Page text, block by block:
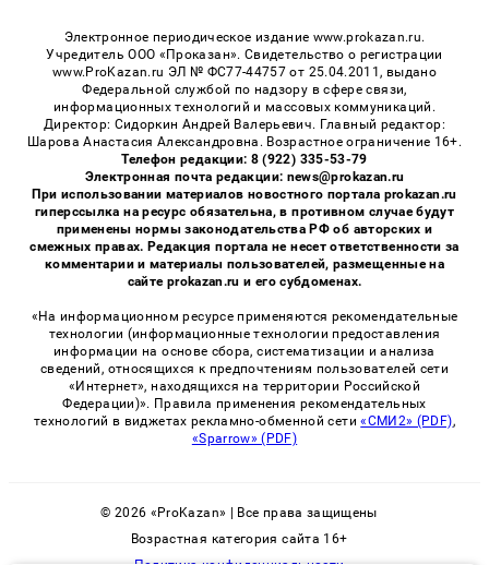
Электронное периодическое издание www.prokazan.ru.
Учредитель ООО «Проказан». Cвидетельство о регистрации
www.ProKazan.ru ЭЛ № ФС77-44757 от 25.04.2011, выдано
Федеральной службой по надзору в сфере связи,
информационных технологий и массовых коммуникаций.
Директор: Сидоркин Андрей Валерьевич. Главный редактор:
Шарова Анастасия Александровна. Возрастное ограничение 16+.
Телефон редакции: 8 (922) 335-53-79
Электронная почта редакции: news@prokazan.ru
При использовании материалов новостного портала prokazan.ru
гиперссылка на ресурс обязательна, в противном случае будут
применены нормы законодательства РФ об авторских и
смежных правах. Редакция портала не несет ответственности за
комментарии и материалы пользователей, размещенные на
сайте prokazan.ru и его субдоменах.
«На информационном ресурсе применяются рекомендательные
технологии (информационные технологии предоставления
информации на основе сбора, систематизации и анализа
сведений, относящихся к предпочтениям пользователей сети
«Интернет», находящихся на территории Российской
Федерации)». Правила применения рекомендательных
технологий в виджетах рекламно-обменной сети«СМИ2» (PDF),
«Sparrow» (PDF)
© 2026 «ProKazan» | Все права защищены
Возрастная категория сайта 16+